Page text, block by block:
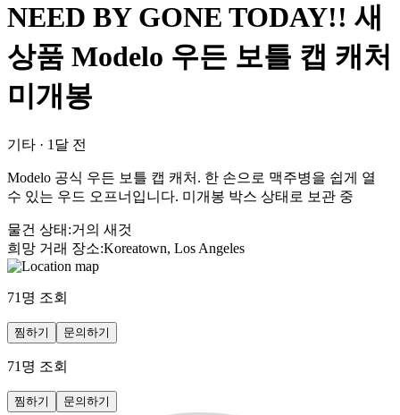
NEED BY GONE TODAY!! 새
상품 Modelo 우든 보틀 캡 캐처
미개봉
기타 · 1달 전
Modelo 공식 우든 보틀 캡 캐처. 한 손으로 맥주병을 쉽게 열
수 있는 우드 오프너입니다. 미개봉 박스 상태로 보관 중
물건 상태 :거의 새것
희망 거래 장소:Koreatown, Los Angeles
71 명 조회
찜하기 문의하기
71 명 조회
찜하기 문의하기